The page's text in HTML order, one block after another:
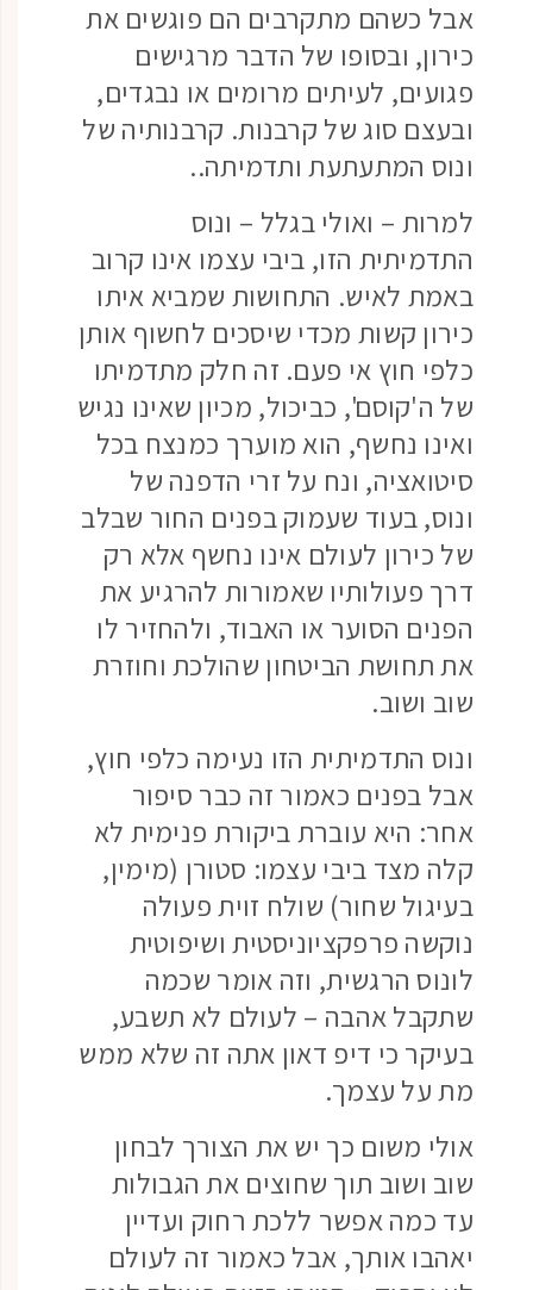
אבל כשהם מתקרבים הם פוגשים את
כירון, ובסופו של הדבר מרגישים
פגועים, לעיתים מרומים או נבגדים,
ובעצם סוג של קרבנות. קרבנותיה של
ונוס המתעתעת ותדמיתה..
למרות – ואולי בגלל – ונוס
התדמיתית הזו, ביבי עצמו אינו קרוב
באמת לאיש. התחושות שמביא איתו
כירון קשות מכדי שיסכים לחשוף אותן
כלפי חוץ אי פעם. זה חלק מתדמיתו
של ה'קוסם', כביכול, מכיון שאינו נגיש
ואינו נחשף, הוא מוערך כמנצח בכל
סיטואציה, ונח על זרי הדפנה של
ונוס, בעוד שעמוק בפנים החור שבלב
של כירון לעולם אינו נחשף אלא רק
דרך פעולותיו שאמורות להרגיע את
הפנים הסוער או האבוד, ולהחזיר לו
את תחושת הביטחון שהולכת וחוזרת
שוב ושוב.
ונוס התדמיתית הזו נעימה כלפי חוץ,
אבל בפנים כאמור זה כבר סיפור
אחר: היא עוברת ביקורת פנימית לא
קלה מצד ביבי עצמו: סטורן (מימין,
בעיגול שחור) שולח זוית פעולה
נוקשה פרפקציוניסטית ושיפוטית
לונוס הרגשית, וזה אומר שכמה
שתקבל אהבה – לעולם לא תשבע,
בעיקר כי דיפ דאון אתה זה שלא ממש
מת על עצמך.
אולי משום כך יש את הצורך לבחון
שוב ושוב תוך שחוצים את הגבולות
עד כמה אפשר ללכת רחוק ועדיין
יאהבו אותך, אבל כאמור זה לעולם